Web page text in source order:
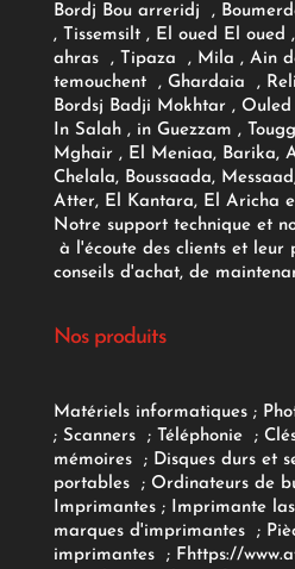
Bordj Bou arreridj ,
, Tissemsilt , El oued El oued
ahras , Tipaza , Mila , Ain
temouchent , Ghardaia ,
Bordsj Badji Mokhtar ,
In Salah , in Guezzam ,
Mghair , El Meniaa, Barika,
Chelala, Boussaada,
Atter, El Kantara, El Aricha
Notre support technique et
à l'écoute des clients et leur
conseils d'achat, de
Nos produits
Matériels informatiques;
; Scanners ; Téléphonie ;
mémoires
; Disques durs et
portables
; Ordinateurs de
Imprimantes;Imprimante
marques d'imprimantes
;
imprimantes
; Fhttps://